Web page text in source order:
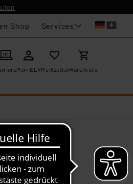
Shop Services
Mein ELVMerkzettelWarenkorb